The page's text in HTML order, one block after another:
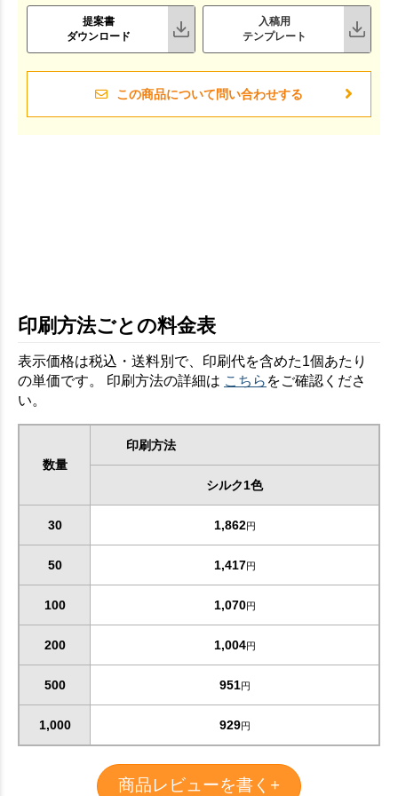
提案書
ダウンロード
入稿用
テンプレート
この商品について問い合わせする
印刷方法ごとの料金表
表示価格は税込・送料別で、印刷代を含めた1個あたり
の単価です。 印刷方法の詳細は こちら をご確認くださ
い。
数量
印刷方法
シルク1色
30 1,862円
50 1,417 円
100 1,070円
200 1,004円
500 951円
1,000 929円
商品レビューを書く+